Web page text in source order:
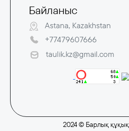
Байланыс
Astana, Kazakhstan
+77479607666
taulik.kz@gmail.com
2024 © Барлық